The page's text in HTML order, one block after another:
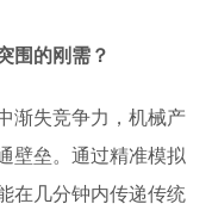
围的刚需？
渐失竞争力，机械产
壁垒。通过精准模拟
在几分钟内传递传统